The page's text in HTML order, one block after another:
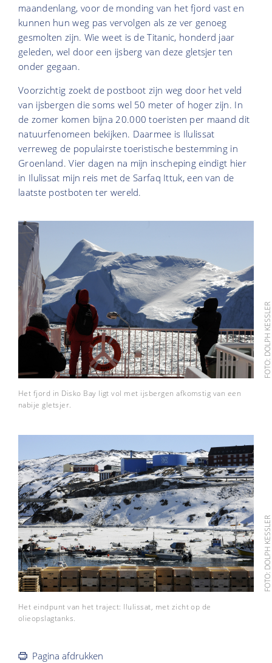
maandenlang, voor de monding van het fjord vast en
kunnen hun weg pas vervolgen als ze ver genoeg
gesmolten zijn. Wie weet is de Titanic, honderd jaar
geleden, wel door een ijsberg van deze gletsjer ten
onder gegaan.
Voorzichtig zoekt de postboot zijn weg door het veld
van ijsbergen die soms wel 50 meter of hoger zijn. In
de zomer komen bijna 20.000 toeristen per maand dit
natuurfenomeen bekijken. Daarmee is Ilulissat
verreweg de populairste toeristische bestemming in
Groenland. Vier dagen na mijn inscheping eindigt hier
in Ilulissat mijn reis met de Sarfaq Ittuk, een van de
laatste postboten ter wereld.
FOTO: DOLPH KESSLER
Het fjord in Disko Bay ligt vol met ijsbergen afkomstig van een
nabije gletsjer.
FOTO: DOLPH KESSLER
Het eindpunt van het traject: Ilulissat, met zicht op de
olieopslagtanks.
Pagina afdrukken